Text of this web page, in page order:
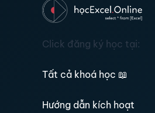
Click đăng ký học tại:
Tất cả khoá học 📖
Hướng dẫn kích hoạt